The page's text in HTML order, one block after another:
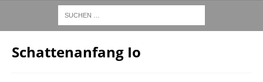
Schattenanfang Io